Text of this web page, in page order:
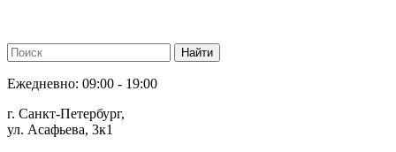
Ежедневно: 09:00 - 19:00
г. Санкт-Петербург,
ул. Асафьева, 3к1